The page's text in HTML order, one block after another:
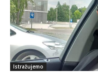
Istražujemo